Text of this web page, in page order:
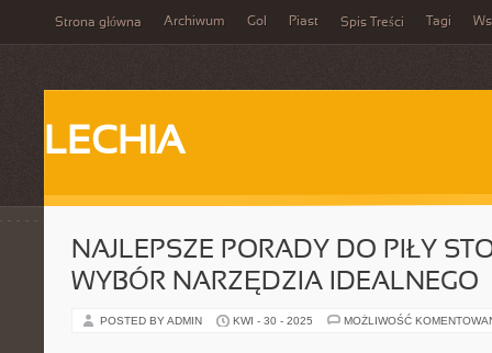
Strona główna Archiwum Gol Piast Spis Treści Tagi
LECHIA
NAJLEPSZE PORADY DO PIŁY
WYBÓR NARZĘDZIA IDEALNEGO
POSTED BY ADMIN KWI - 30 - 2025 MOŻLIWOŚĆ